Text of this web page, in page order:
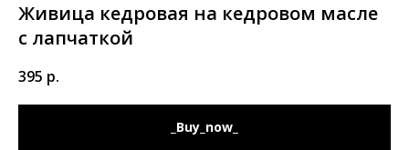
Живица кедровая на кедровом масле
с лапчаткой
395 р.
_Buy_now_